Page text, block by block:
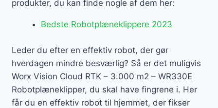
produkter, du kan finde nogle af dem her:
Bedste Robotplæneklippere 2023
Leder du efter en effektiv robot, der gør
hverdagen mindre besværlig? Så er det muligvis
Worx Vision Cloud RTK – 3.000 m2 – WR330E
Robotplæneklipper, du skal have fingrene i. Her
får du en effektiv robot til hjemmet, der fikser